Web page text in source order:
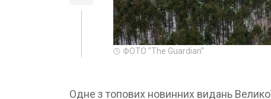
ФОТО "The Guardian"
Одне з топових новинних видань